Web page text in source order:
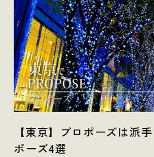
【東京】プロポーズは派
ポーズ4選